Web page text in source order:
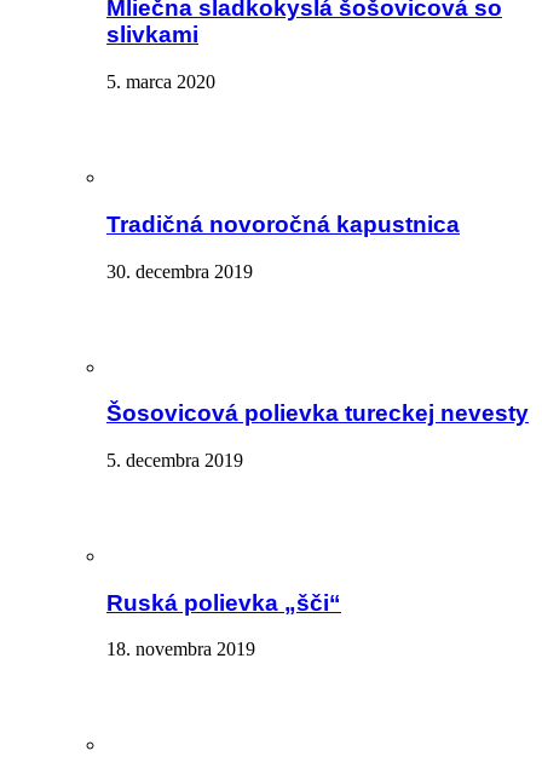
Mliečna sladkokyslá šošovicová so
slivkami
5. marca 2020
Tradičná novoročná kapustnica
30. decembra 2019
Šosovicová polievka tureckej nevesty
5. decembra 2019
Ruská polievka „šči“
18. novembra 2019